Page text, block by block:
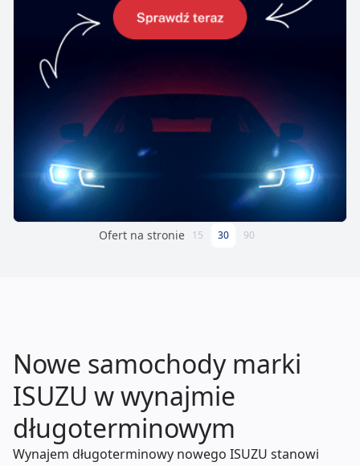
Ofert na stronie 15 30 90
Nowe samochody marki
ISUZU w wynajmie
długoterminowym
Wynajem długoterminowy nowego ISUZU stanowi